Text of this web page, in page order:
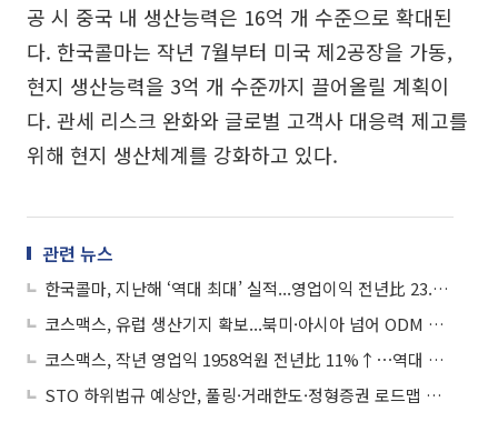
공 시 중국 내 생산능력은 16억 개 수준으로 확대된
다. 한국콜마는 작년 7월부터 미국 제2공장을 가동,
현지 생산능력을 3억 개 수준까지 끌어올릴 계획이
다. 관세 리스크 완화와 글로벌 고객사 대응력 제고를
위해 현지 생산체계를 강화하고 있다.
관련 뉴스
한국콜마, 지난해 ‘역대 최대’ 실적...영업이익 전년比 23.6%↑
코스맥스, 유럽 생산기지 확보...북미·아시아 넘어 ODM 시장 다변화 우뚝
코스맥스, 작년 영업익 1958억원 전년比 11%↑⋯역대 최대 실적
STO 하위법규 예상안, 풀링·거래한도·정형증권 로드맵 제시